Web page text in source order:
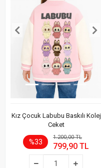
Kız Çocuk Labubu Baskılı Kolej
Ceket
%33
1.200,00 TL
799,90 TL